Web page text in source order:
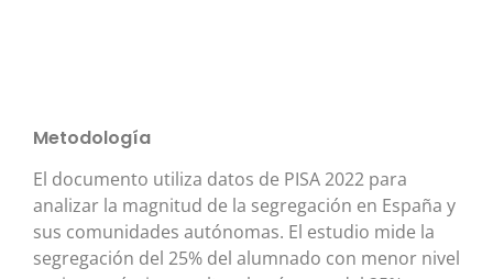
Metodología
El documento utiliza datos de PISA 2022 para
analizar la magnitud de la segregación en España y
sus comunidades autónomas. El estudio mide la
segregación del 25% del alumnado con menor nivel